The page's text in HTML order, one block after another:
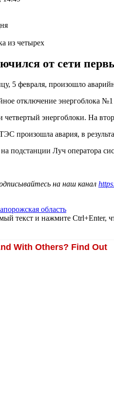
из четырех
от сети
5 февраля, произошло
отключение энергоблока
энергоблоки. На
произошла авария, в
на подстанции Луч оператора
на наш канал
область
текст и нажмите Ctrl+Enter,